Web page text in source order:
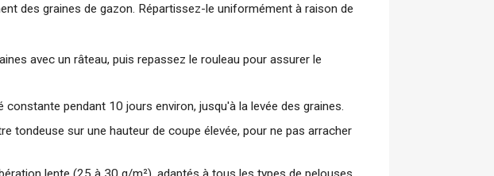
des graines de gazon. Répartissez-le uniformément à raison de
avec un râteau, puis repassez le rouleau pour assurer le
pendant 10 jours environ, jusqu'à la levée des graines.
tondeuse sur une hauteur de coupe élevée, pour ne pas arracher